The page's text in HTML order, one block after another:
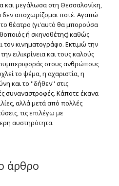
και μεγάλωσα στη Θεσσαλονίκη,
δεν αποχωρίζομαι ποτέ. Αγαπώ
θέατρο (γι'αυτό θα μπορούσα
ή σκηνοθέτης) καθώς
τον κινηματογράφο. Εκτιμώ την
ειλικρίνεια και τους καλούς
στους ανθρώπους
το ψέμα, η αχαριστία, η
και το ''δήθεν'' στις
συναναστροφές. Κάποτε έκανα
αλλά μετά από πολλές
τις επιλέγω με
αυστηρότητα.
άρθρο